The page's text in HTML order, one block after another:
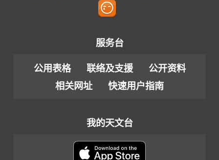
服务台
公用表格 联络及支援
公开资料
相关网址
快速用户指南
我的天文台